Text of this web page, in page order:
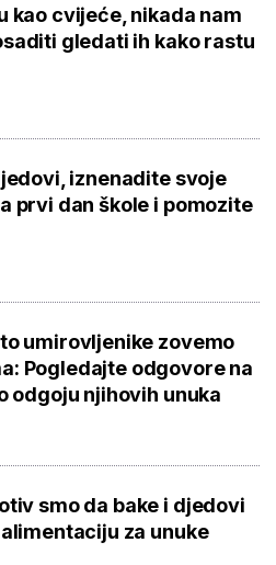
kao cvijeće, nikada nam
gledati ih kako rastu
iznenadite svoje
prvi dan škole i pomozite
umirovljenike zovemo
Pogledajte odgovore na
odgoju njihovih unuka
smo da bake i djedovi
za unuke